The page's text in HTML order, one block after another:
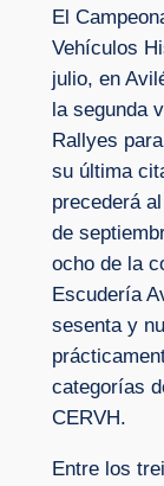
El
Vehículos
julio, en
la segunda
Rallyes
su última
precederá
de
ocho de la
Escudería
sesenta y
categorías
CERVH.
Entre los